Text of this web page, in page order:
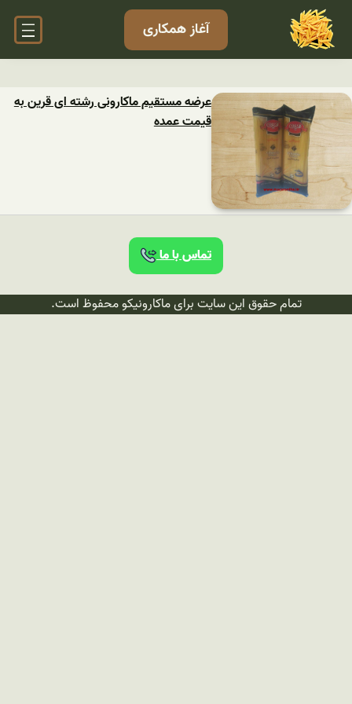
آغاز همکاری
عرضه مستقیم ماکارونی رشته ای قرین به
قیمت عمده
تماس با ما
تمام حقوق این سایت برای ماکارونیکو محفوظ است.